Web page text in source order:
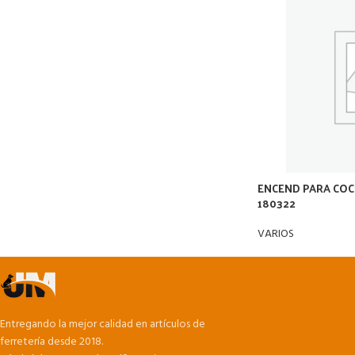
ENCEND PARA
180322
VARIOS
Entregando la mejor calidad en artículos de
ferretería desde 2018.